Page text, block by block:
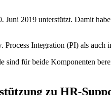
2019 unterstützt. Damit
Process Integration (PI) als
sind für beide Komponenten
zu HR-